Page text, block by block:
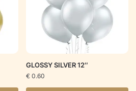
GLOSSY SILVER 12″
€ 0.60